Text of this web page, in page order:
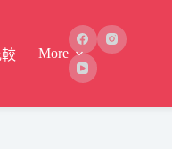
More